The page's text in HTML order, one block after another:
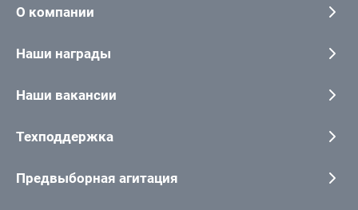
О компании
Наши награды
Наши вакансии
Техподдержка
Предвыборная агитация